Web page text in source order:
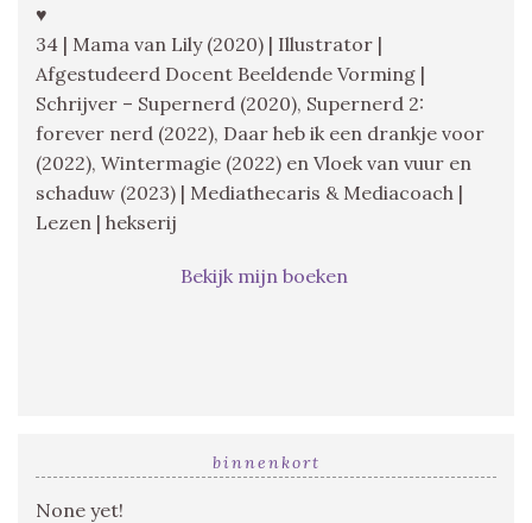
♥
34 | Mama van Lily (2020) | Illustrator |
Afgestudeerd Docent Beeldende Vorming |
Schrijver – Supernerd (2020), Supernerd 2:
forever nerd (2022), Daar heb ik een drankje voor
(2022), Wintermagie (2022) en Vloek van vuur en
schaduw (2023) | Mediathecaris & Mediacoach |
Lezen | hekserij
Bekijk mijn boeken
binnenkort
None yet!